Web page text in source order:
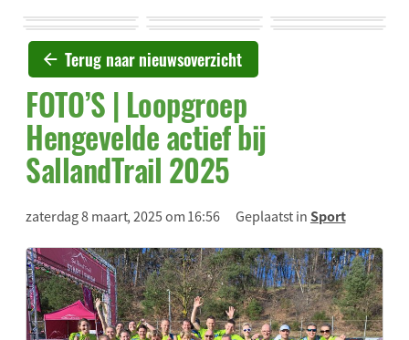
Terug naar nieuwsoverzicht
FOTO’S | Loopgroep
Hengevelde actief bij
SallandTrail 2025
zaterdag 8 maart, 2025 om 16:56 Geplaatst inSport